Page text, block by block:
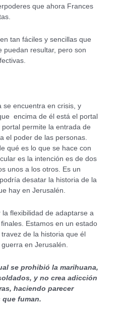
que ahora Frances
tan fáciles y sencillas que
puedan resultar, pero son
se encuentra en crisis, y
encima de él está el portal
permite la entrada de
el poder de las personas.
qué es lo que se hace con
es la intención es de dos
unos a los otros. Es un
desatar la historia de la
hay en Jerusalén.
flexibilidad de adaptarse a
Estamos en un estado
de la historia que él
en Jerusalén.
se prohibió la marihuana,
y no crea adicción
haciendo parecer
fuman.